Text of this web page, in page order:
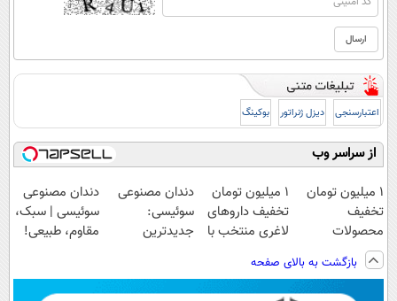
اعتبارسنجی دیزل ژنراتور بوکینگ
از سراسر وب
۱ میلیون تومان
تخفیف
محصولات
لاغری؛ یک قدم
نزدیک‌تر به
شروع کاهش
۱ میلیون تومان
تخفیف داروهای
لاغری منتخب با
داروخانه نزدیکت
دندان مصنوعی
سوئیسی:
جدیدترین
پرداخت قسطی
دندان مصنوعی
سوئیسی | سبک،
مقاوم، طبیعی!
اقساطی😍
بازگشت به بالای صفحه